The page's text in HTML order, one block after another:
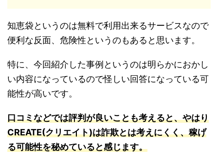
知恵袋というのは無料で利用出来るサービスなので
便利な反面、危険性というのもあると思います。
特に、今回紹介した事例というのは明らかにおかし
い内容になっているので怪しい回答になっている可
能性が高いです。
口コミなどでは評判が良いことも考えると、やはり
CREATE(クリエイト)は詐欺とは考えにくく、稼げ
る可能性を秘めていると感じます。